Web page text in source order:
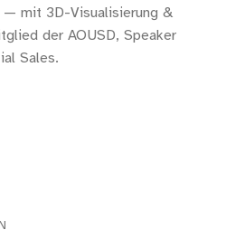
— mit 3D-Visualisierung &
der AOUSD, Speaker
Sales.